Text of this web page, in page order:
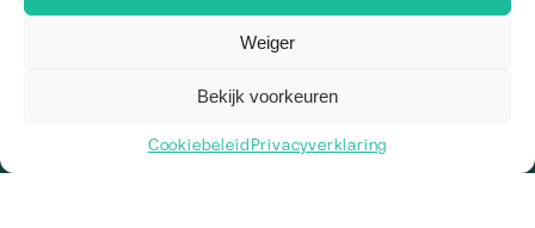
Weiger
Bekijk voorkeuren
Cookiebeleid Privacyverklaring
BTW-nr: NL862236599B01